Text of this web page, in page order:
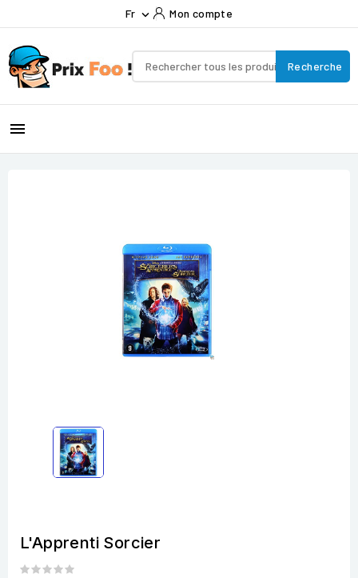
Fr  Mon compte
Recherche

L'Apprenti Sorcier